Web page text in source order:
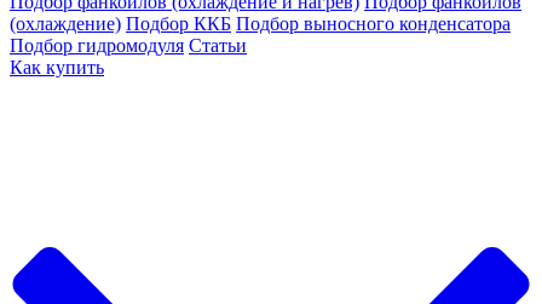
(охлаждение) Подбор ККБ Подбор выносного конденсатора
Подбор гидромодуля Статьи
Как купить